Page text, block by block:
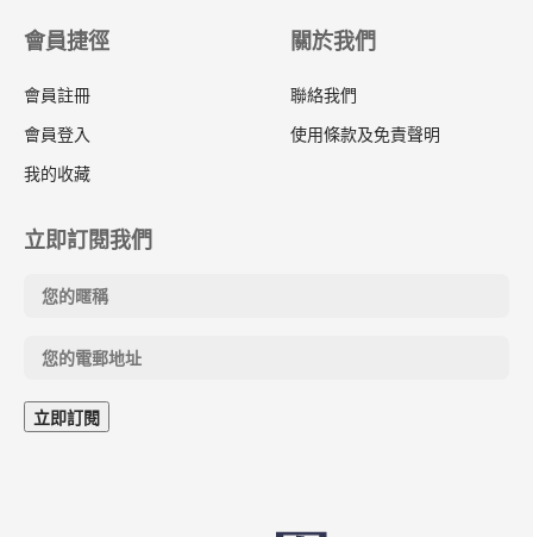
會員捷徑
會員註冊
會員登入
我的收藏
關於我們
聯絡我們
使用條款及免責聲明
立即訂閱我們